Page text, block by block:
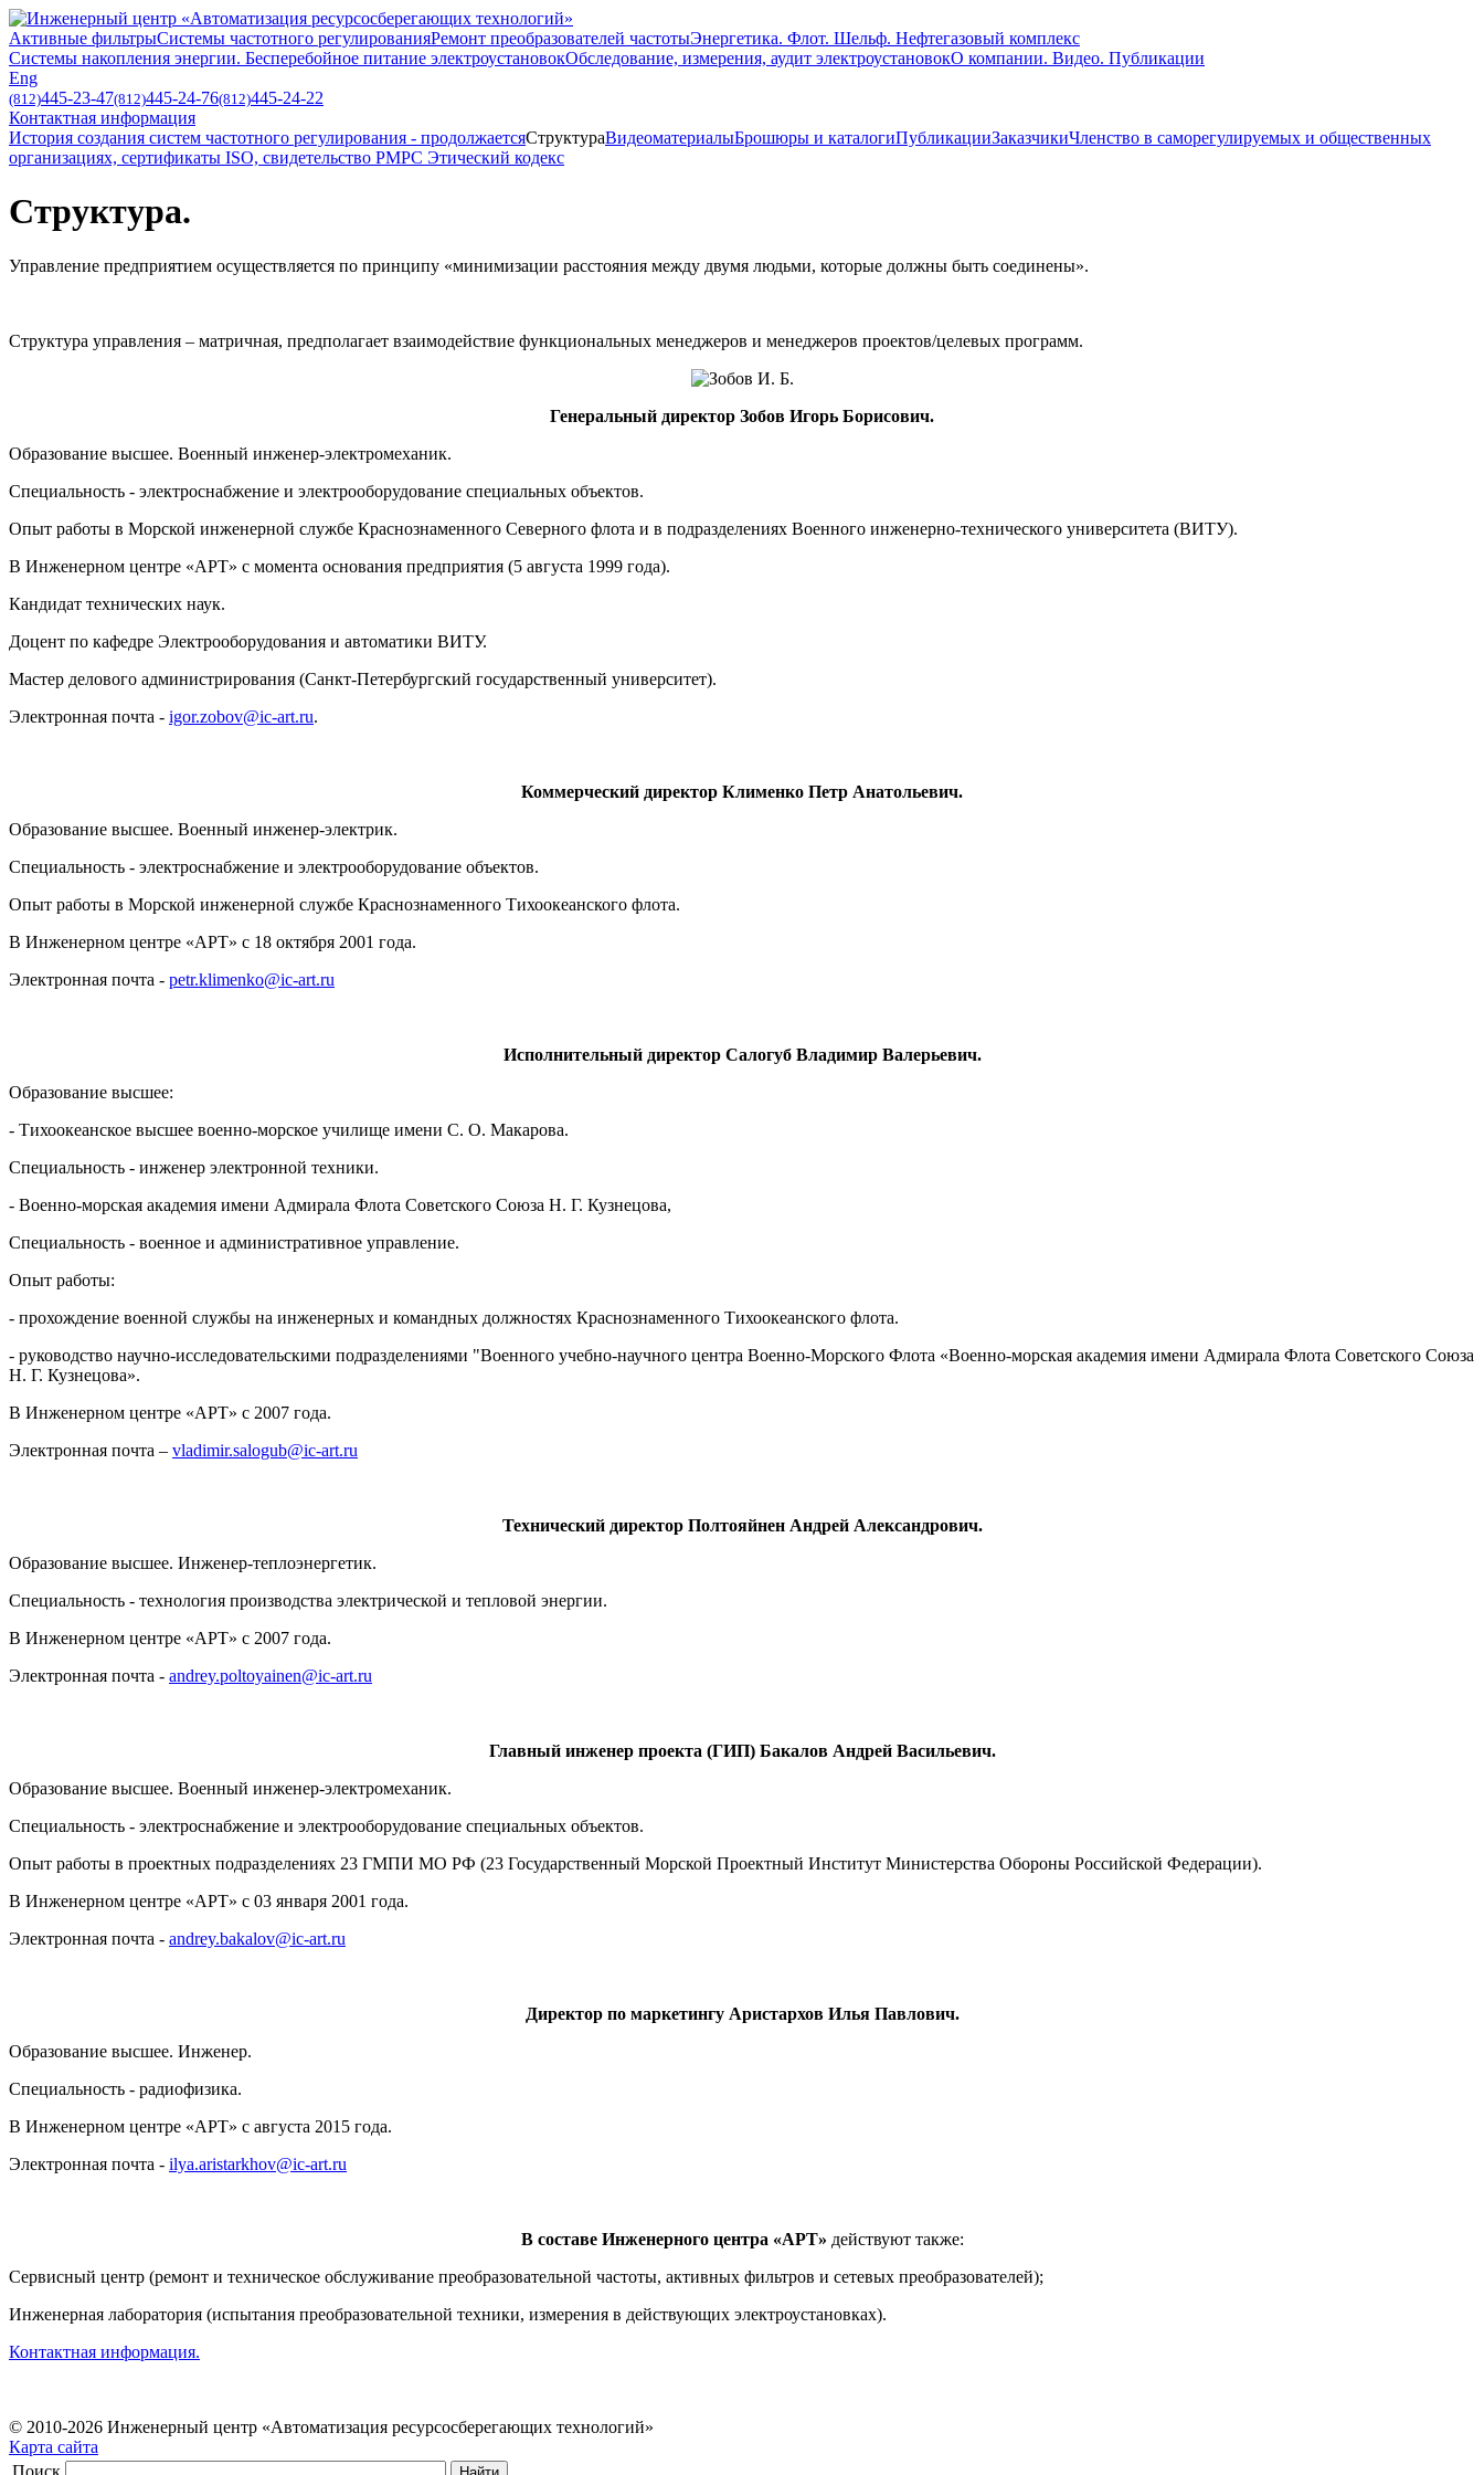
Активные фильтрыСистемы частотного регулированияРемонт преобразователей частотыЭнергетика. Флот. Шельф. Нефтегазовый комплекс
Системы накопления энергии. Бесперебойное питание электроустановокОбследование, измерения, аудит электроустановокО компании. Видео. Публикации
Eng
(812)445-23-47(812)445-24-76(812)445-24-22
Контактная информация
История создания систем частотного регулирования - продолжаетсяСтруктураВидеоматериалыБрошюры и каталогиПубликацииЗаказчикиЧленство в саморегулируемых и общественных
организациях, сертификаты ISO, свидетельство РМРС Этический кодекс
Структура.
Управление предприятием осуществляется по принципу «минимизации расстояния между двумя людьми, которые должны быть соединены».
Структура управления – матричная, предполагает взаимодействие функциональных менеджеров и менеджеров проектов/целевых программ.
Генеральный директор Зобов Игорь Борисович.
Образование высшее. Военный инженер-электромеханик.
Специальность - электроснабжение и электрооборудование специальных объектов.
Опыт работы в Морской инженерной службе Краснознаменного Северного флота и в подразделениях Военного инженерно-технического университета (ВИТУ).
В Инженерном центре «АРТ» с момента основания предприятия (5 августа 1999 года).
Кандидат технических наук.
Доцент по кафедре Электрооборудования и автоматики ВИТУ.
Мастер делового администрирования (Санкт-Петербургский государственный университет).
Электронная почта - igor.zobov@ic-art.ru.
Коммерческий директор Клименко Петр Анатольевич.
Образование высшее. Военный инженер-электрик.
Специальность - электроснабжение и электрооборудование объектов.
Опыт работы в Морской инженерной службе Краснознаменного Тихоокеанского флота.
В Инженерном центре «АРТ» с 18 октября 2001 года.
Электронная почта - petr.klimenko@ic-art.ru
Исполнительный директор Салогуб Владимир Валерьевич.
Образование высшее:
- Тихоокеанское высшее военно-морское училище имени С. О. Макарова.
Специальность - инженер электронной техники.
- Военно-морская академия имени Адмирала Флота Советского Союза Н. Г. Кузнецова,
Специальность - военное и административное управление.
Опыт работы:
- прохождение военной службы на инженерных и командных должностях Краснознаменного Тихоокеанского флота.
- руководство научно-исследовательскими подразделениями "Военного учебно-научного центра Военно-Морского Флота «Военно-морская академия имени Адмирала Флота Советского Союза
Н. Г. Кузнецова».
В Инженерном центре «АРТ» с 2007 года.
Электронная почта – vladimir.salogub@ic-art.ru
Технический директор Полтояйнен Андрей Александрович.
Образование высшее. Инженер-теплоэнергетик.
Специальность - технология производства электрической и тепловой энергии.
В Инженерном центре «АРТ» с 2007 года.
Электронная почта - andrey.poltoyainen@ic-art.ru
Главный инженер проекта (ГИП) Бакалов Андрей Васильевич.
Образование высшее. Военный инженер-электромеханик.
Специальность - электроснабжение и электрооборудование специальных объектов.
Опыт работы в проектных подразделениях 23 ГМПИ МО РФ (23 Государственный Морской Проектный Институт Министерства Обороны Российской Федерации).
В Инженерном центре «АРТ» с 03 января 2001 года.
Электронная почта - andrey.bakalov@ic-art.ru
Директор по маркетингу Аристархов Илья Павлович.
Образование высшее. Инженер.
Специальность - радиофизика.
В Инженерном центре «АРТ» с августа 2015 года.
Электронная почта - ilya.aristarkhov@ic-art.ru
В составе Инженерного центра «АРТ» действуют также:
Сервисный центр (ремонт и техническое обслуживание преобразовательной частоты, активных фильтров и сетевых преобразователей);
Инженерная лаборатория (испытания преобразовательной техники, измерения в действующих электроустановках).
Контактная информация.
© 2010-2026 Инженерный центр «Автоматизация ресурсосберегающих технологий»
Карта сайта
Поиск